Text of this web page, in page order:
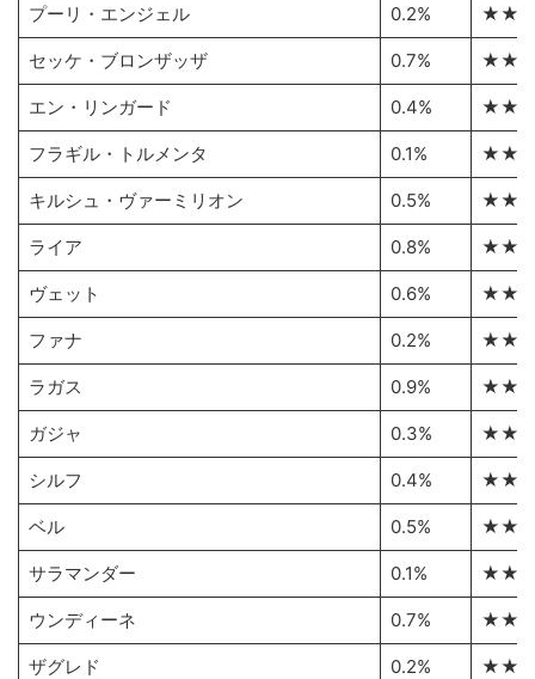
プーリ・エンジェル 0.2%
セッケ・ブロンザッザ 0.7%
エン・リンガード 0.4%
フラギル・トルメンタ 0.1%
キルシュ・ヴァーミリオン 0.5%
ライア 0.8%
ヴェット 0.6%
ファナ 0.2%
ラガス 0.9%
ガジャ 0.3%
シルフ 0.4%
ベル 0.5%
サラマンダー 0.1%
ウンディーネ 0.7%
ザグレド 0.2%